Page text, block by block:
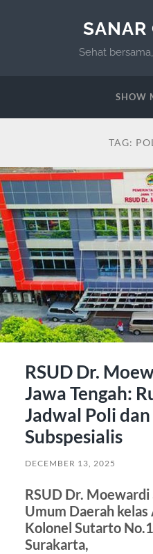
SANAR
Sehat
SHOW
TAG:
RSUD Dr.
Jawa Tengah:
Jadwal Poli
Subspesialis
DECEMBER 13, 2025
RSUD Dr. Moewardi
Umum Daerah kelas
Kolonel Sutarto
Surakarta,